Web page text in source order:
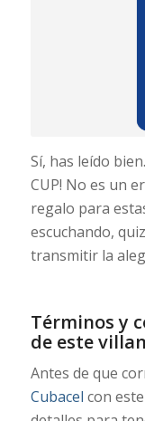
Sí, has leído
CUP! No es un
regalo para
escuchando,
transmitir la
Términos y
de este
Antes de que
Cubacel con